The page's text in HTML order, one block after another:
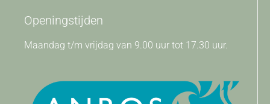
Openingstijden
Maandag t/m vrijdag van 9.00 uur tot 17.30 uur.